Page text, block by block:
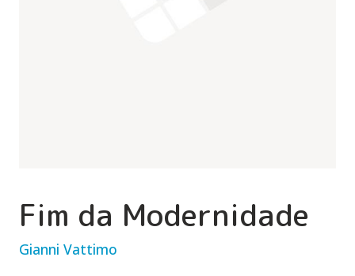
Fim da Modernidade
Gianni Vattimo